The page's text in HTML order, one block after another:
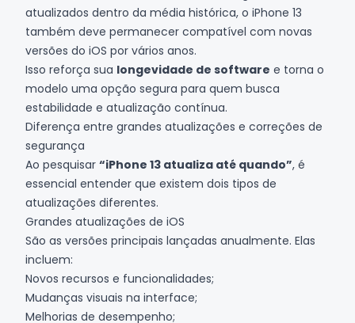
atualizados dentro da média histórica, o iPhone 13
também deve permanecer compatível com novas
versões do iOS por vários anos.
Isso reforça sua longevidade de software e torna o
modelo uma opção segura para quem busca
estabilidade e atualização contínua.
Diferença entre grandes atualizações e correções de
segurança
Ao pesquisar “iPhone 13 atualiza até quando”, é
essencial entender que existem dois tipos de
atualizações diferentes.
Grandes atualizações de iOS
São as versões principais lançadas anualmente. Elas
incluem:
Novos recursos e funcionalidades;
Mudanças visuais na interface;
Melhorias de desempenho;